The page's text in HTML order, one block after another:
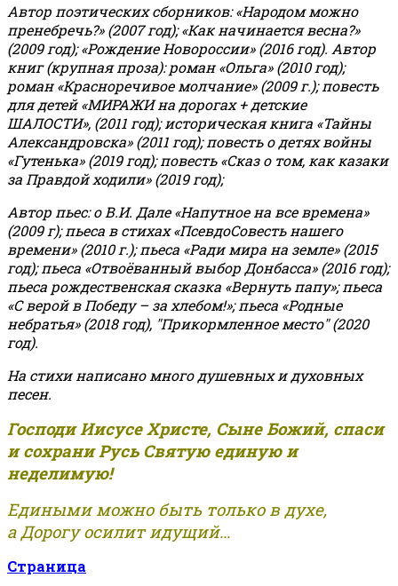
Автор поэтических сборников: «Народом можно
пренебречь?» (2007 год); «Как начинается весна?»
(2009 год); «Рождение Новороссии» (2016 год). Автор
книг (крупная проза): роман «Ольга» (2010 год);
роман «Красноречивое молчание» (2009 г.); повесть
для детей «МИРАЖИ на дорогах + детские
ШАЛОСТИ», (2011 год); историческая книга «Тайны
Александровска» (2011 год); повесть о детях войны
«Гутенька» (2019 год); повесть «Сказ о том, как казаки
за Правдой ходили» (2019 год);
Автор пьес: о В.И. Дале «Напутное на все времена»
(2009 г); пьеса в стихах «ПсевдоСовесть нашего
времени» (2010 г.); пьеса «Ради мира на земле» (2015
год); пьеса «Отвоёванный выбор Донбасса» (2016 год);
пьеса рождественская сказка «Вернуть папу»; пьеса
«С верой в Победу – за хлебом!»;пьеса «Родные
небратья» (2018 год), "Прикормленное место" (2020
год).
На стихи написано много душевных и духовных
песен.
Господи Иисусе Христе, Сыне Божий, спаси
и сохрани Русь Святую единую и
неделимую!
Едиными можно быть только в духе,
а Дорогу осилит идущий...
Страница